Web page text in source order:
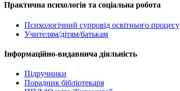
Практична психологія та соціальна робота
Психологічний супровід освітнього процесу
Учителям/дітям/батькам
Інформаційно-видавнича діяльність
Підручники
Порадник бібліотекаря